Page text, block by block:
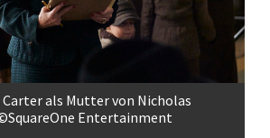
als Mutter von Nicholas
Entertainment